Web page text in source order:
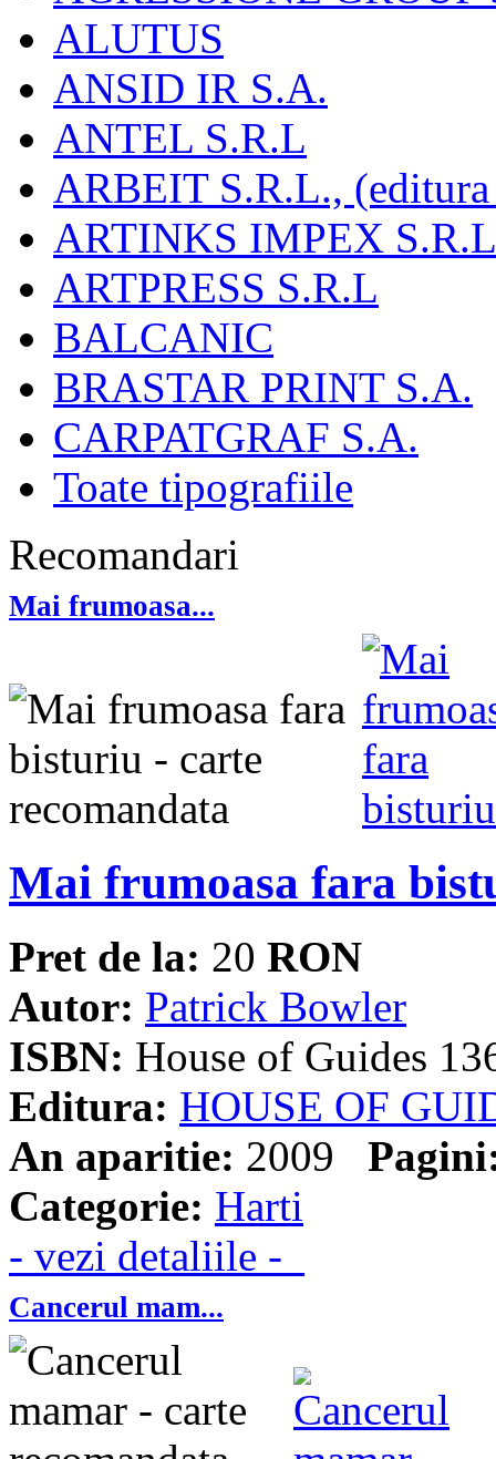
ALUTUS
ANSID IR S.A.
ANTEL S.R.L
ARBEIT S.R.L.,
ARTINKS IMPEX
ARTPRESS S.R.L
BALCANIC
BRASTAR PRINT S.A.
CARPATGRAF S.A.
Toate tipografiile
Recomandari
Mai frumoasa...
Mai frumoasa fara
Pret de la: 20 RON
Autor: Patrick Bowler
ISBN: House of Guides
Editura: HOUSE OF
An aparitie: 2009
Categorie: Harti
- vezi detaliile -
Cancerul mam...